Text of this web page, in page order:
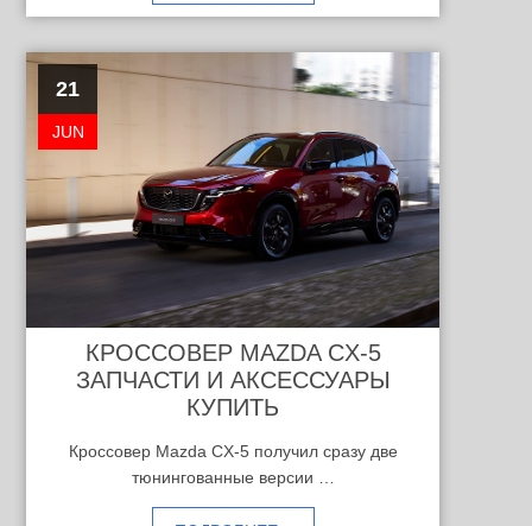
21
JUN
КРОССОВЕР MAZDA CX-5
ЗАПЧАСТИ И АКСЕССУАРЫ
КУПИТЬ
Кроссовер Mazda CX-5 получил сразу две
тюнингованные версии …